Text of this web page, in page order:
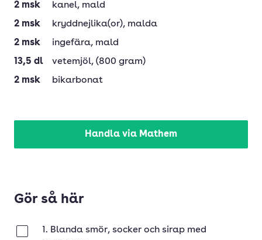
2 msk kanel, mald
2 msk kryddnejlika(or), malda
2 msk ingefära, mald
13,5 dl vetemjöl, (800 gram)
2 msk bikarbonat
Handla via Mathem
Gör så här
1. Blanda smör, socker och sirap med